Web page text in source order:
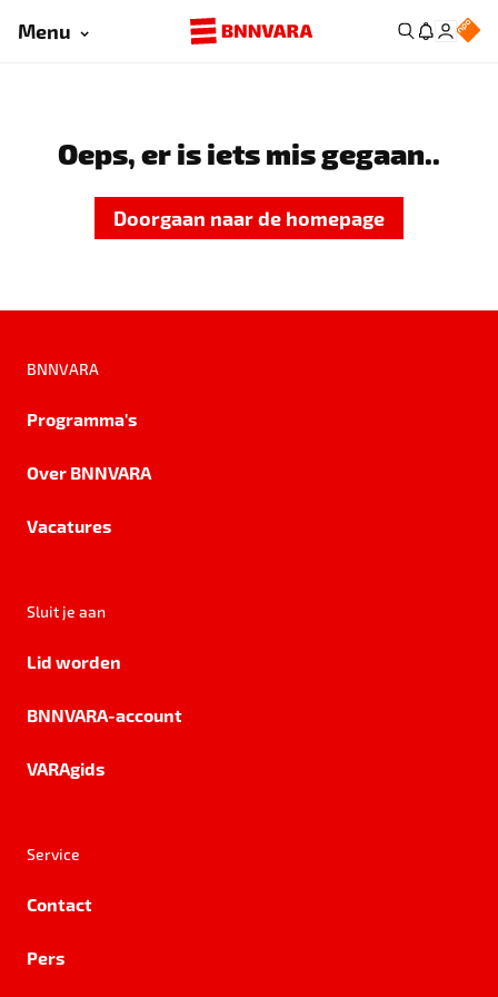
Menu
Oeps, er is iets mis gegaan..
Doorgaan naar de homepage
BNNVARA
Programma's
Over BNNVARA
Vacatures
Sluit je aan
Lid worden
BNNVARA-account
VARAgids
Service
Contact
Pers